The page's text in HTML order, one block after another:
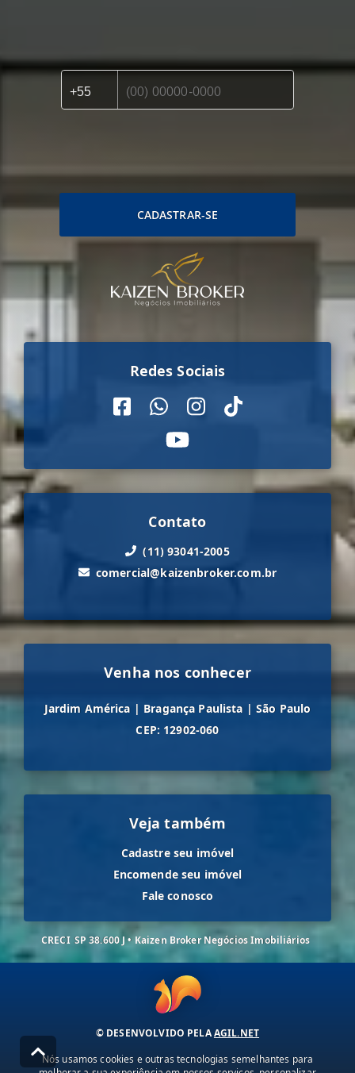
CADASTRAR-SE
Redes Sociais
Contato
(11) 93041-2005
comercial@kaizenbroker.com.br
Venha nos conhecer
Jardim América | Bragança Paulista | São Paulo
CEP: 12902-060
Veja também
Cadastre seu imóvel
Encomende seu imóvel
Fale conosco
CRECI SP 38.600 J • Kaizen Broker Negócios Imobiliários
© DESENVOLVIDO PELAAGIL.NET
Nós usamos cookies e outras tecnologias semelhantes para